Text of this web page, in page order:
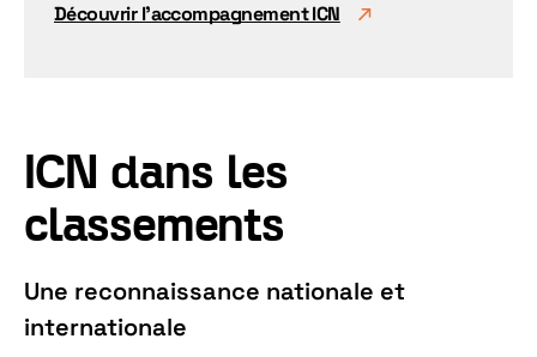
Découvrir l'accompagnement ICN
ICN dans les
classements
Une reconnaissance nationale et
internationale